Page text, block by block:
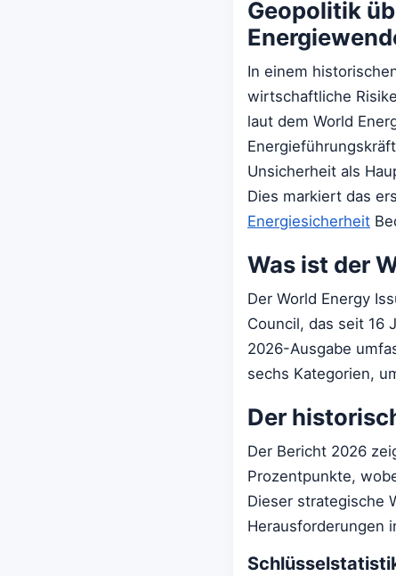
Geopolitik
In einem
wirtschaftliche
laut dem World
Unsicherheit als
Dies markiert das
Energiesicherheit
Was ist der
Der World Energy
Council, das seit 16
2026-Ausgabe
sechs Kategorien,
Der
Der Bericht 2026
Prozentpunkte,
Dieser strategische
Herausforderungen